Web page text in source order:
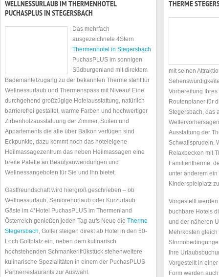
WELLNESSURLAUB IM THERMENHOTEL
PUCHASPLUS IN STEGERSBACH
Das mehrfach
ausgezeichnete 4Stern
Thermenhotel in Stegersbach
PuchasPLUS im sonnigen
Südburgenland mit direktem
Bademantelzugang zu der bekannten Therme steht für
Wellnessurlaub und Thermenspass mit Niveau! Eine
durchgehend großzügige Hotelausstattung, natürlich
barrierefrei gestaltet, warme Farben und hochwertiger
Zirbenholzausstatuung der Zimmer, Suiten und
Appartements die alle über Balkon verfügen sind
Eckpunkte, dazu kommt noch das hoteleigene
Heilmassagezentrum das neben Heilmassagen eine
breite Palette an Beautyanwendungen und
Wellnessangeboten für Sie und Ihn bietet.
Gastfreundschaft wird hiergroß geschrieben – ob
Wellnessurlaub, Seniorenurlaub oder Kurzurlaub:
Gäste im 4*Hotel PuchasPLUS im Thermenland
Österreich genießen jeden Tag aufs Neue die Therme
Stegersbach, Golfer steigen direkt ab Hotel in den 50-
Loch Golfplatz ein, neben dem kulinarisch
hochstehenden Schmankerlfrükstück stehenweitere
kulinarische Spezialitäten in einem der PuchasPLUS
Partnerrestaurants zur Auswahl.
THERME
mit seinen
Vorbereitung
Routenplaner für
Stegersbach, das
Ausstattung der
Schwallsprudeln,
Relaxbecken mit
Familientherme,
unter anderem
Kinderspielplatz
Vorgestellt
buchbare Hotels
und der näheren
Mehrkosten
Ihre
Vorgestellt in
Form werden